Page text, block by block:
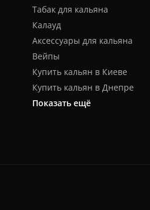
Табак для кальяна
Калауд
Аксессуары для кальяна
Вейпы
Купить кальян в Киеве
Купить кальян в Днепре
Показать ещё